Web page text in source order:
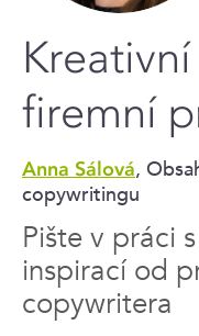
firemní
Anna Sálová,
copywritingu
Pište v práci
inspirací od
copywritera